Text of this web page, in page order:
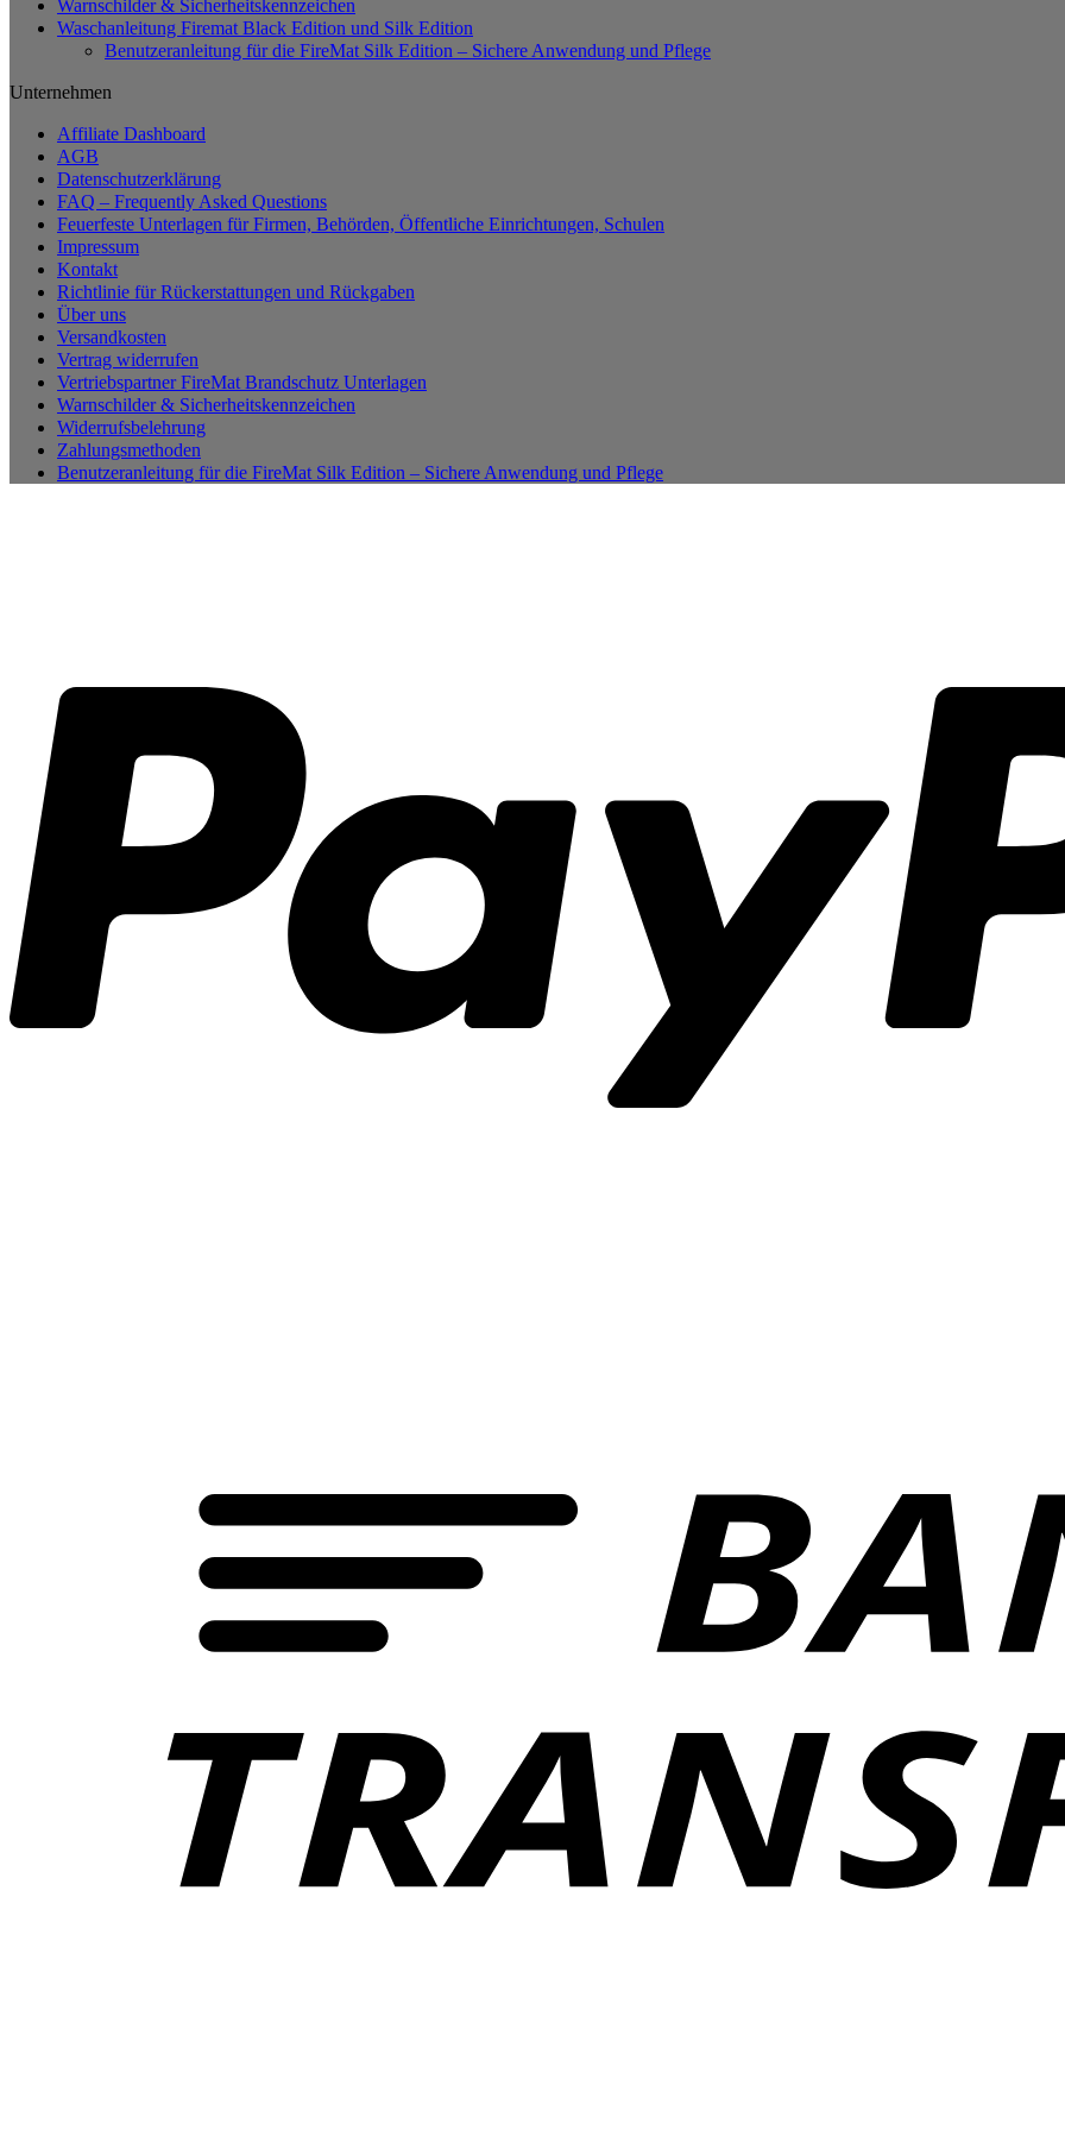
Warnschilder & Sicherheitskennzeichen
Waschanleitung Firemat Black Edition und Silk Edition
Benutzeranleitung für die FireMat Silk Edition – Sichere Anwendung und Pflege
Unternehmen
Affiliate Dashboard
AGB
Datenschutzerklärung
FAQ – Frequently Asked Questions
Feuerfeste Unterlagen für Firmen, Behörden, Öffentliche Einrichtungen, Schulen
Impressum
Kontakt
Richtlinie für Rückerstattungen und Rückgaben
Über uns
Versandkosten
Vertrag widerrufen
Vertriebspartner FireMat Brandschutz Unterlagen
Warnschilder & Sicherheitskennzeichen
Widerrufsbelehrung
Zahlungsmethoden
Benutzeranleitung für die FireMat Silk Edition – Sichere Anwendung und Pflege